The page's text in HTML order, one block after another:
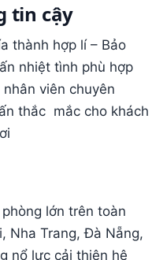
tin cậy
thành hợp lí – Bảo
nhiệt tình phù hợp
viên chuyên
thắc mắc cho khách
lớn trên toàn
Nha Trang, Đà Nẵng,
nổ lực cải thiện hệ